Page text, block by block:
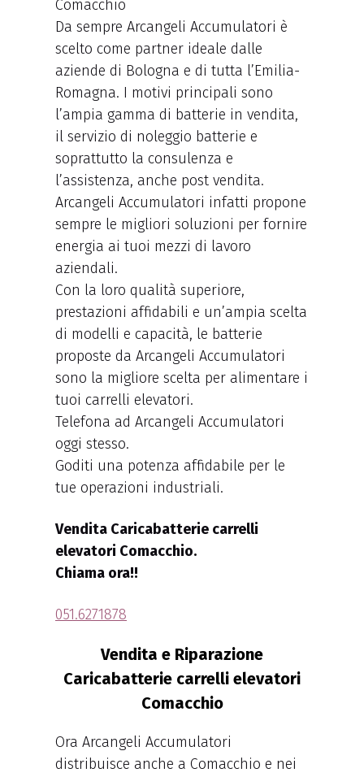
Da sempre Arcangeli Accumulatori è
scelto come partner ideale dalle
aziende di Bologna e di tutta l’Emilia-
Romagna. I motivi principali sono
l’ampia gamma di batterie in vendita,
il servizio di noleggio batterie e
soprattutto la consulenza e
l’assistenza, anche post vendita.
Arcangeli Accumulatori infatti propone
sempre le migliori soluzioni per fornire
energia ai tuoi mezzi di lavoro
aziendali.
Con la loro qualità superiore,
prestazioni affidabili e un’ampia scelta
di modelli e capacità, le batterie
proposte da Arcangeli Accumulatori
sono la migliore scelta per alimentare i
tuoi carrelli elevatori.
Telefona ad Arcangeli Accumulatori
oggi stesso.
Goditi una potenza affidabile per le
tue operazioni industriali.
Vendita Caricabatterie carrelli
elevatori Comacchio.
Chiama ora!!
051.6271878
Vendita e Riparazione
Caricabatterie carrelli elevatori
Comacchio
Ora Arcangeli Accumulatori
distribuisce anche a Comacchio e nei